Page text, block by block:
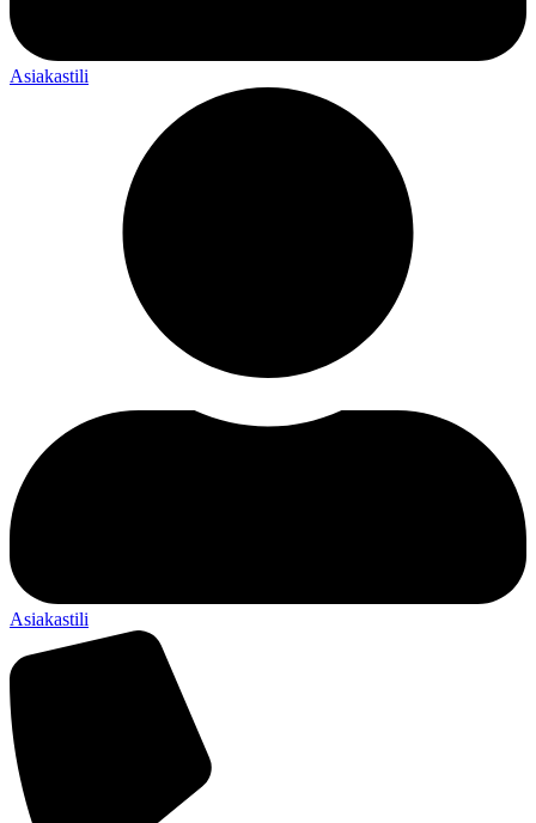
Asiakastili
Asiakastili